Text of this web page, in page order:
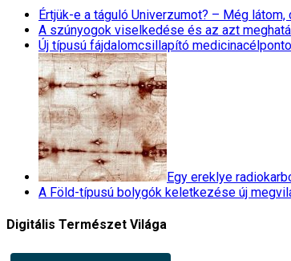
Értjük-e a táguló Univerzumot? – Még
A szúnyogok viselkedése és az azt
Új típusú fájdalomcsillapító
Egy ereklye
A Föld-típusú bolygók keletkezése új
Digitális Természet Világa